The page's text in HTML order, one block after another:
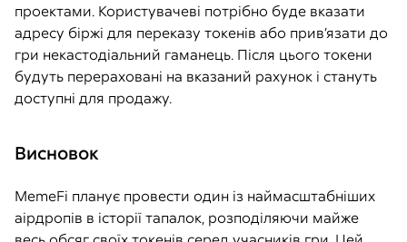
проектами. Користувачеві потрібно буде вказати
адресу біржі для переказу токенів або прив’язати до
гри некастодіальний гаманець. Після цього токени
будуть перераховані на вказаний рахунок і стануть
доступні для продажу.
Висновок
MemeFi планує провести один із наймасштабніших
аірдропів в історії тапалок, розподіляючи майже